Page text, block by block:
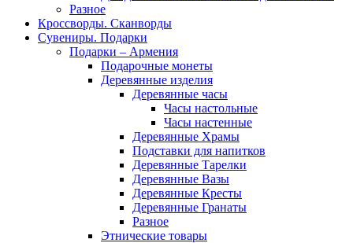
Разное
Кроссворды. Сканворды
Сувениры. Подарки
Подарки – Армения
Подарочные монеты
Деревянные изделия
Деревянные часы
Часы настольные
Часы настенные
Деревянные Храмы
Подставки для напитков
Деревянные Тарелки
Деревянные Вазы
Деревянные Кресты
Деревянные Гранаты
Разное
Этнические товары